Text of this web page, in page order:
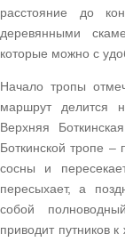
расстояние до
деревянными
которые можно с
Начало тропы
маршрут делится
Верхняя
Боткинской тропе –
сосны и
пересыхает, а
собой
приводит путников